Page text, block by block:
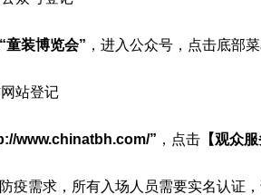
“童装博览会” ，进入公众号，点击底部
站登记
www.chinatbh.com/” ，点击 【观众
疫需求，所有入场人员需要实名认证